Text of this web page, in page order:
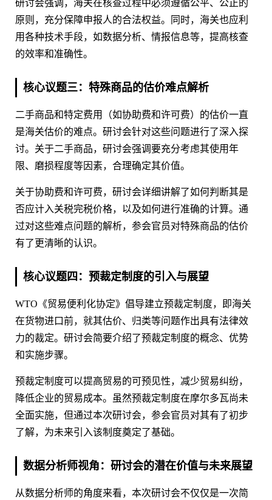
研讨会强调，海关在核查过程中必须遵循公平、公正的
原则，充分保障申报人的合法权益。同时，海关也应利
用各种技术手段，如数据分析、情报信息等，提高核查
的效率和准确性。
核心议题三：特殊商品的估价难点解析
二手商品和特定费用（如协助费和许可费）的估价一直
是海关估价的难点。研讨会针对这些问题进行了深入探
讨。关于二手商品，研讨会强调要充分考虑其使用年
限、磨损程度等因素，合理确定其价值。
关于协助费和许可费，研讨会详细讲解了如何判断其是
否应计入关税完税价格，以及如何进行准确的计算。通
过对这些难点问题的解析，参会官员对特殊商品的估价
有了更清晰的认识。
核心议题四：预裁定制度的引入与展望
WTO《贸易便利化协定》倡导建立预裁定制度，即海关
在货物进口前，就其估价、归类等问题作出具有法律效
力的裁定。研讨会简要介绍了预裁定制度的概念、优势
和实施步骤。
预裁定制度可以提高贸易的可预见性，减少贸易纠纷，
降低企业的贸易成本。虽然预裁定制度在摩尔多瓦尚未
全面实施，但通过本次研讨会，参会官员对其有了初步
了解，为未来引入该制度奠定了基础。
数据分析师视角：研讨会的潜在价值与未来展望
从数据分析师的角度来看，本次研讨会不仅仅是一次简